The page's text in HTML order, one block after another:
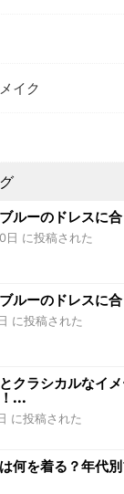
イク
ルーのドレスに
日 に投稿された
ルーのドレスに
に投稿された
クラシカルなイ
...
に投稿された
何を着る？年代